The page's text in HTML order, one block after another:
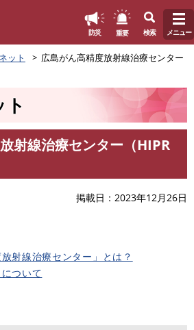
防災 重要 検索 メニュー
ット
広島がん高精度放射線治療センター
射線治療センター（HIPR
掲載日 2023年12月26日
放射線治療センター」とは？
について